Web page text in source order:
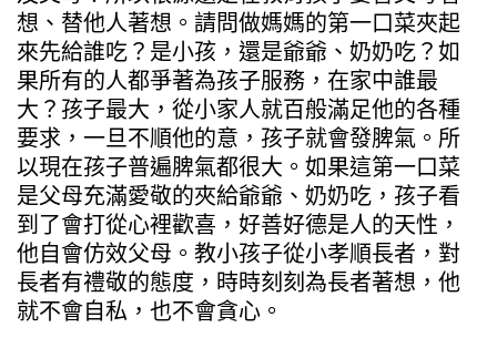
想、替他人著想。請問做媽媽的第一口菜夾起
來先給誰吃？是小孩，還是爺爺、奶奶吃？如
果所有的人都爭著為孩子服務，在家中誰最
大？孩子最大，從小家人就百般滿足他的各種
要求，一旦不順他的意，孩子就會發脾氣。所
以現在孩子普遍脾氣都很大。如果這第一口菜
是父母充滿愛敬的夾給爺爺、奶奶吃，孩子看
到了會打從心裡歡喜，好善好德是人的天性，
他自會仿效父母。教小孩子從小孝順長者，對
長者有禮敬的態度，時時刻刻為長者著想，他
就不會自私，也不會貪心。